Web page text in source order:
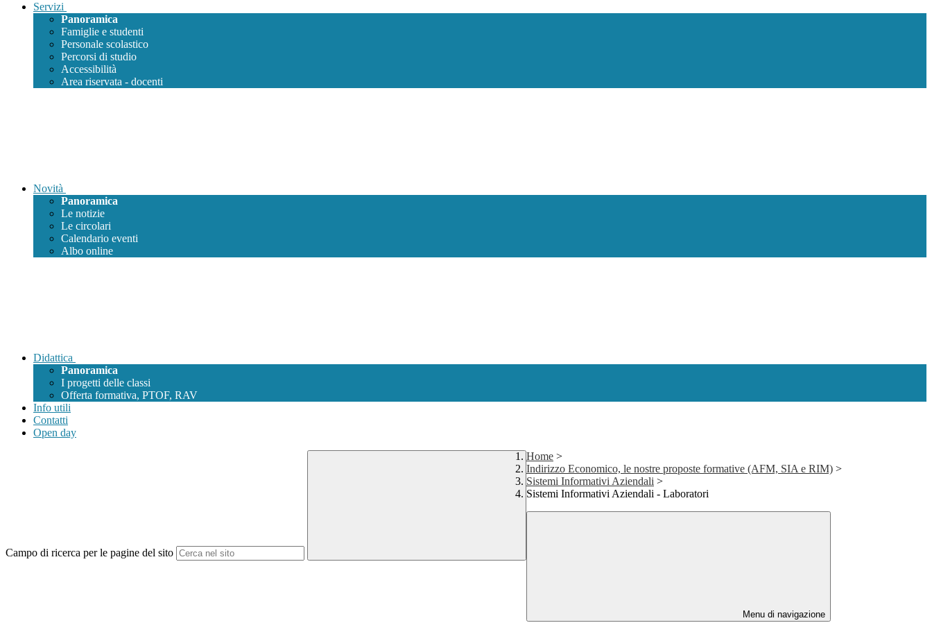
Servizi
Panoramica
Famiglie e studenti
Personale scolastico
Percorsi di studio
Accessibilità
Area riservata - docenti
Novità
Panoramica
Le notizie
Le circolari
Calendario eventi
Albo online
Didattica
Panoramica
I progetti delle classi
Offerta formativa, PTOF, RAV
Info utili
Contatti
Open day
Campo di ricerca per le pagine del sito
Home >
Indirizzo Economico, le nostre proposte formative (AFM, SIA e RIM) >
Sistemi Informativi Aziendali >
Sistemi Informativi Aziendali - Laboratori
Menu di navigazione